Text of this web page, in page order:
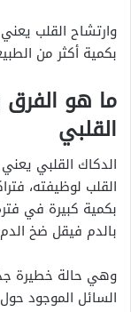
وارتشاح القلب
بكمية أكثر من
ما هو الفرق
القلبي
الدكاك القلبي
القلب لوظيفته،
بكمية كبيرة في
بالدم فيقل ضخ
وهي حالة خطيرة
السائل الموجود